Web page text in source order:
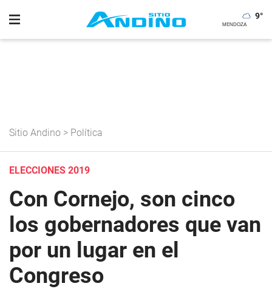
9°
Sitio Andino > Política
ELECCIONES 2019
Con Cornejo, son cinco
los gobernadores que van
por un lugar en el
Congreso